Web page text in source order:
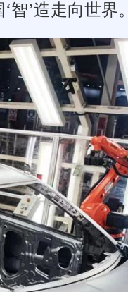
智’造走向世界